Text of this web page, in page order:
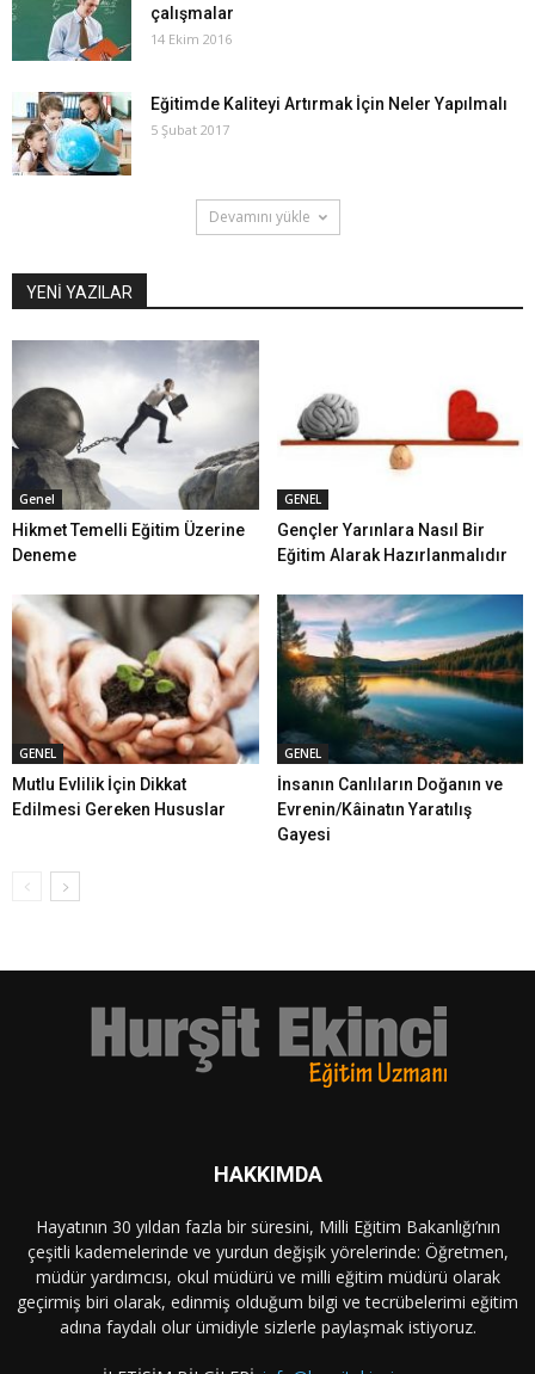
çalışmalar
14 Ekim 2016
Eğitimde Kaliteyi Artırmak İçin Neler Yapılmalı
5 Şubat 2017
Devamını yükle
YENİ YAZILAR
Genel
Hikmet Temelli Eğitim Üzerine
Deneme
GENEL
Gençler Yarınlara Nasıl Bir
Eğitim Alarak Hazırlanmalıdır
GENEL
Mutlu Evlilik İçin Dikkat
Edilmesi Gereken Hususlar
GENEL
İnsanın Canlıların Doğanın ve
Evrenin/Kâinatın Yaratılış
Gayesi
HAKKIMDA
Hayatının 30 yıldan fazla bir süresini, Milli Eğitim Bakanlığı’nın
çeşitli kademelerinde ve yurdun değişik yörelerinde: Öğretmen,
müdür yardımcısı, okul müdürü ve milli eğitim müdürü olarak
geçirmiş biri olarak, edinmiş olduğum bilgi ve tecrübelerimi eğitim
adına faydalı olur ümidiyle sizlerle paylaşmak istiyoruz.